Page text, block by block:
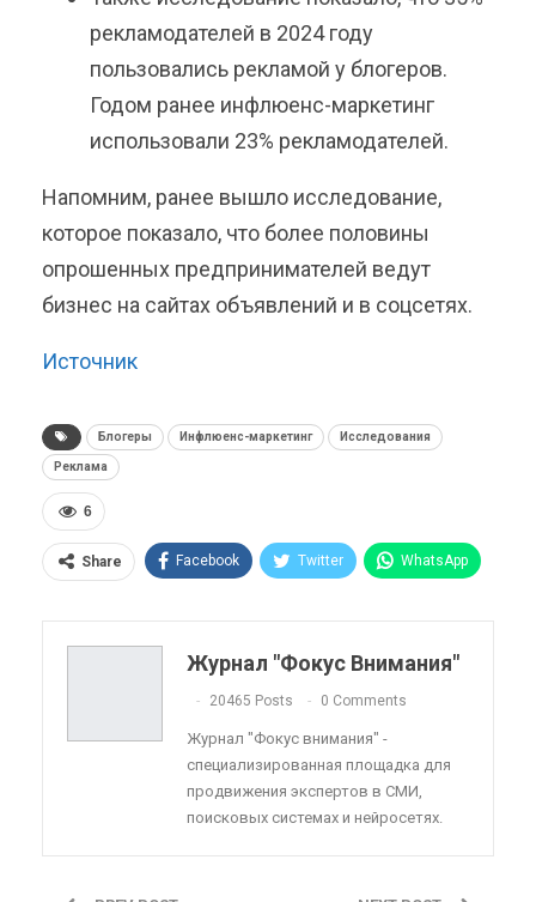
рекламодателей в 2024 году
пользовались рекламой у блогеров.
Годом ранее инфлюенс-маркетинг
использовали 23% рекламодателей.
Напомним, ранее вышло исследование,
которое показало, что более половины
опрошенных предпринимателей ведут
бизнес на сайтах объявлений и в соцсетях.
Источник
Блогеры Инфлюенс-маркетинг Исследования
Реклама
6
Share Facebook Twitter WhatsApp
Telegram VK Viber
Linkedin Tumblr
Журнал "Фокус Внимания"
20465 Posts 0 Comments
Журнал "Фокус внимания" -
специализированная площадка для
продвижения экспертов в СМИ,
поисковых системах и нейросетях.